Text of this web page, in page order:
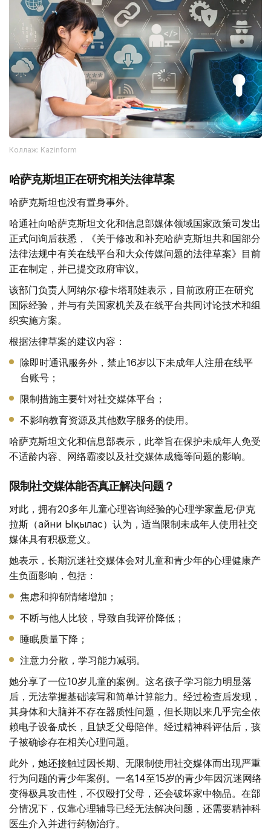
Коллаж: Kazinform
哈萨克斯坦正在研究相关法律草案
哈萨克斯坦也没有置身事外。
哈通社向哈萨克斯坦文化和信息部媒体领域国家政策司发出
正式问询后获悉，《关于修改和补充哈萨克斯坦共和国部分
法律法规中有关在线平台和大众传媒问题的法律草案》目前
正在制定，并已提交政府审议。
该部门负责人阿纳尔·穆卡塔耶娃表示，目前政府正在研究
国际经验，并与有关国家机关及在线平台共同讨论技术和组
织实施方案。
根据法律草案的建议内容：
除即时通讯服务外，禁止16岁以下未成年人注册在线平
台账号；
限制措施主要针对社交媒体平台；
不影响教育资源及其他数字服务的使用。
哈萨克斯坦文化和信息部表示，此举旨在保护未成年人免受
不适龄内容、网络霸凌以及社交媒体成瘾等问题的影响。
限制社交媒体能否真正解决问题？
对此，拥有20多年儿童心理咨询经验的心理学家盖尼·伊克
拉斯（Ғайни Ықылас）认为，适当限制未成年人使用社交
媒体具有积极意义。
她表示，长期沉迷社交媒体会对儿童和青少年的心理健康产
生负面影响，包括：
焦虑和抑郁情绪增加；
不断与他人比较，导致自我评价降低；
睡眠质量下降；
注意力分散，学习能力减弱。
她分享了一位10岁儿童的案例。这名孩子学习能力明显落
后，无法掌握基础读写和简单计算能力。经过检查后发现，
其身体和大脑并不存在器质性问题，但长期以来几乎完全依
赖电子设备成长，且缺乏父母陪伴。经过精神科评估后，孩
子被确诊存在相关心理问题。
此外，她还接触过因长期、无限制使用社交媒体而出现严重
行为问题的青少年案例。一名14至15岁的青少年因沉迷网络
变得极具攻击性，不仅殴打父母，还会破坏家中物品。在部
分情况下，仅靠心理辅导已经无法解决问题，还需要精神科
医生介入并进行药物治疗。